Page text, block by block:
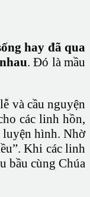
hay đã qua
. Đó là mầu
và cầu nguyện
các linh hồn,
luyện hình. Nhờ
Khi các linh
bầu cùng Chúa